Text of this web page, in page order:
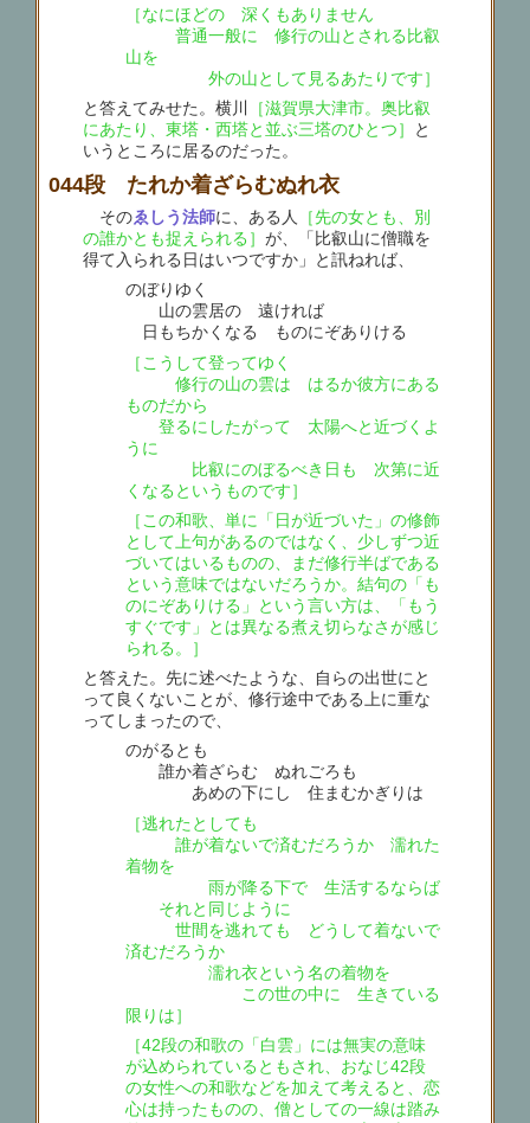
［なにほどの 深くもありません
普通一般に 修行の山とされる比叡
山を
外の山として見るあたりです］
と答えてみせた。横川
［滋賀県大津市。奥比叡
にあたり、東塔・西塔と並ぶ三塔のひとつ］
と
いうところに居るのだった。
044段 たれか着ざらむぬれ衣
そのゑしう法師に、ある人
［先の女とも、別
の誰かとも捉えられる］が、「比叡山に僧職を
得て入られる日はいつですか」と訊ねれば、
のぼりゆく
山の雲居の 遠ければ
日もちかくなる ものにぞありける
［こうして登ってゆく
修行の山の雲は はるか彼方にある
ものだから
登るにしたがって 太陽へと近づくよ
うに
比叡にのぼるべき日も 次第に近
くなるというものです］
［この和歌、単に「日が近づいた」の修飾
として上句があるのではなく、少しずつ近
づいてはいるものの、まだ修行半ばである
という意味ではないだろうか。結句の「も
のにぞありける」という言い方は、「もう
すぐです」とは異なる煮え切らなさが感じ
られる。］
と答えた。先に述べたような、自らの出世にと
って良くないことが、修行途中である上に重な
ってしまったので、
のがるとも
誰か着ざらむ ぬれごろも
あめの下にし 住まむかぎりは
［逃れたとしても
誰が着ないで済むだろうか 濡れた
着物を
雨が降る下で 生活するならば
それと同じように
世間を逃れても どうして着ないで
済むだろうか
濡れ衣という名の着物を
この世の中に 生きている
限りは］
［42段の和歌の「白雲」には無実の意味
が込められているともされ、おなじ42段
の女性への和歌などを加えて考えると、恋
心は持ったものの、僧としての一線は踏み